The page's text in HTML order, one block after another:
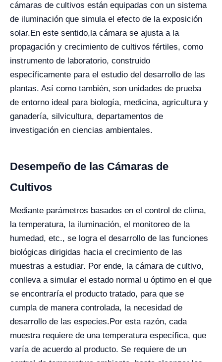
cámaras de cultivos están equipadas con un sistema
de iluminación que simula el efecto de la exposición
solar. En este sentido, la cámara se ajusta a la
propagación y crecimiento de cultivos fértiles, como
instrumento de laboratorio, construido
específicamente para el estudio del desarrollo de las
plantas. Así como también, son unidades de prueba
de entorno ideal para biología, medicina, agricultura y
ganadería, silvicultura, departamentos de
investigación en ciencias ambientales.
Desempeño de las Cámaras de
Cultivos
Mediante parámetros basados en el control de clima,
la temperatura, la iluminación, el monitoreo de la
humedad, etc., se logra el desarrollo de las funciones
biológicas dirigidas hacia el crecimiento de las
muestras a estudiar. Por ende, la cámara de cultivo,
conlleva a simular el estado normal u óptimo en el que
se encontraría el producto tratado, para que se
cumpla de manera controlada, la necesidad de
desarrollo de las especies. Por esta razón, cada
muestra requiere de una temperatura específica, que
varía de acuerdo al producto. Se requiere de un